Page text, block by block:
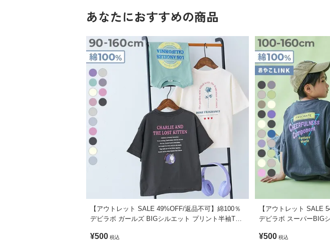
一緒にえらぶって楽しい
今日はどんな服を着よう？
一緒に服をえらぶ時間は、親子の大切なひと時。
デザインやシルエット、素材など、バリエーション豊富に取り揃えたデビラ
さあ、今日はどれをえらぶ？
■素材
素肌に心地よい、綿100%素材
綿100%なので吸汗性が良く、汗ばむ季節にも快適な着心地。
丈夫で型崩れしにくいため、ご家庭でのお洗濯にも適しています。
伸縮性：ふつう
110cm
130cm
50
140cm
54
150cm
58
160cm
62
素材・仕様
本体：綿100% / リブ：綿95% ポリウレタン5%
備考
洗濯方法
洗濯機洗い可(デリケート洗い) / 漂白剤使用不可 / 乾燥機使用不可 / 日陰つ
あなたにおすすめの商品
【アウトレット SALE 49%OFF/返品不可】綿100％
デビラボ ガールズ BIGシルエット プリント半袖Tシ
¥500 税込
【アウトレット SALE
デビラボ スーパーBIG
¥500 税込